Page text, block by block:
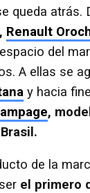
queda atrás.
, Renault
del
A ellas se
y hacia
,
de la
el primero